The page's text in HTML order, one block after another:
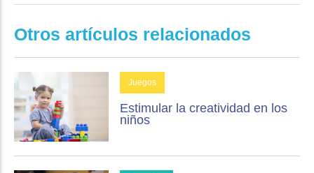
Otros artículos relacionados
Juegos
Estimular la creatividad en los
niños